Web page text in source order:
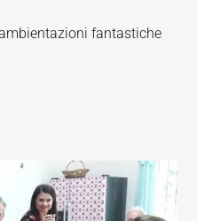
fantastiche